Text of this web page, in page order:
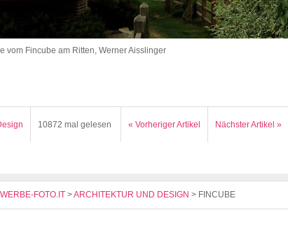
vom Fincube am Ritten, Werner Aisslinger
10872 mal gelesen « Vorheriger Artikel Nächster Artikel »
WERBE-FOTO.IT >ARCHITEKTUR UND DESIGN > FINCUBE